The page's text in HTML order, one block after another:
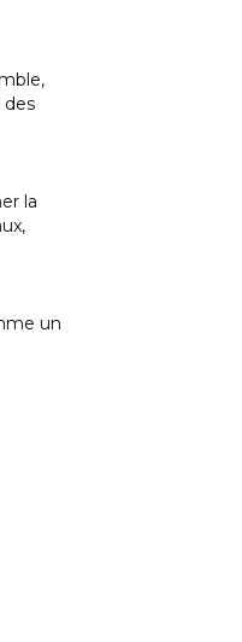
des
la
un